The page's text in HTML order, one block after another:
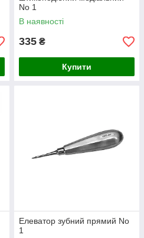
No 1
В наявності
335 ₴
Купити
Елеватор зубний прямий No
1